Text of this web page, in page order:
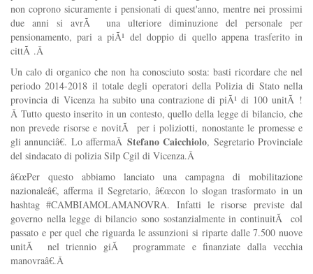
non coprono sicuramente i pensionati di quest'anno, mentre nei prossimi
due anni si avrÃ una ulteriore diminuzione del personale per
pensionamento, pari a piÃ¹ del doppio di quello appena trasferito in
cittÃ .Â
Un calo di organico che non ha conosciuto sosta: basti ricordare che nel
periodo 2014-2018 il totale degli operatori della Polizia di Stato nella
provincia di Vicenza ha subito una contrazione di piÃ¹ di 100 unitÃ !
Â Tutto questo inserito in un contesto, quello della legge di bilancio, che
non prevede risorse e novitÃ per i poliziotti, nonostante le promesse e
gli annunciâ€. Lo affermaÂ Stefano Caicchiolo, Segretario Provinciale
del sindacato di polizia Silp Cgil di Vicenza.Â
â€œPer questo abbiamo lanciato una campagna di mobilitazione
nazionaleâ€, afferma il Segretario, â€œcon lo slogan trasformato in un
hashtag #CAMBIAMOLAMANOVRA. Infatti le risorse previste dal
governo nella legge di bilancio sono sostanzialmente in continuitÃ col
passato e per quel che riguarda le assunzioni si riparte dalle 7.500 nuove
unitÃ nel triennio giÃ programmate e finanziate dalla vecchia
manovraâ€.Â